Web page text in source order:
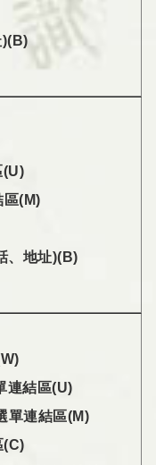
(U)
(M)
、地址)(B)
連結區(U)
單連結區(M)